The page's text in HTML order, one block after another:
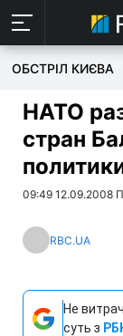
ОБСТРІЛ КИЄВА
НАТО
стран
09:49 12.09.2008
RBC.UA
Не
суть з